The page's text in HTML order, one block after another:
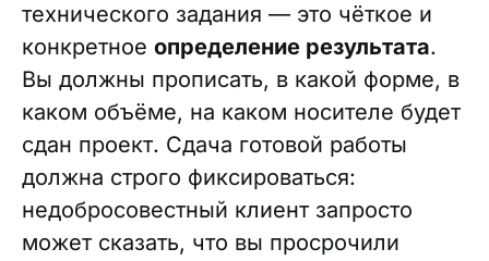
технического задания — это чёткое и
конкретное определение результата.
Вы должны прописать, в какой форме, в
каком объёме, на каком носителе будет
сдан проект. Сдача готовой работы
должна строго фиксироваться:
недобросовестный клиент запросто
может сказать, что вы просрочили